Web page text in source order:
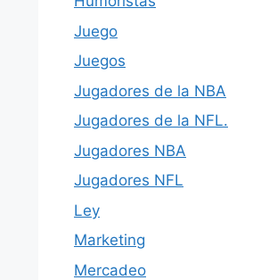
Juego
Juegos
Jugadores de la NBA
Jugadores de la NFL.
Jugadores NBA
Jugadores NFL
Ley
Marketing
Mercadeo